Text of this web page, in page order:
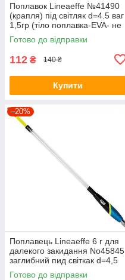
Поплавок Lineaeffe №41490
(крапля) під світляк d=4.5 ваг
1,5гр (тіло поплавка-EVA- не
ломаєтся) 4149015
Готово до відправки
112 ₴ 140 ₴
Купити
–20%
Поплавець Lineaeffe 6 г для
далекого закидання No45845
заглибний пид світкак d=4,5
4584506
Готово до відправки